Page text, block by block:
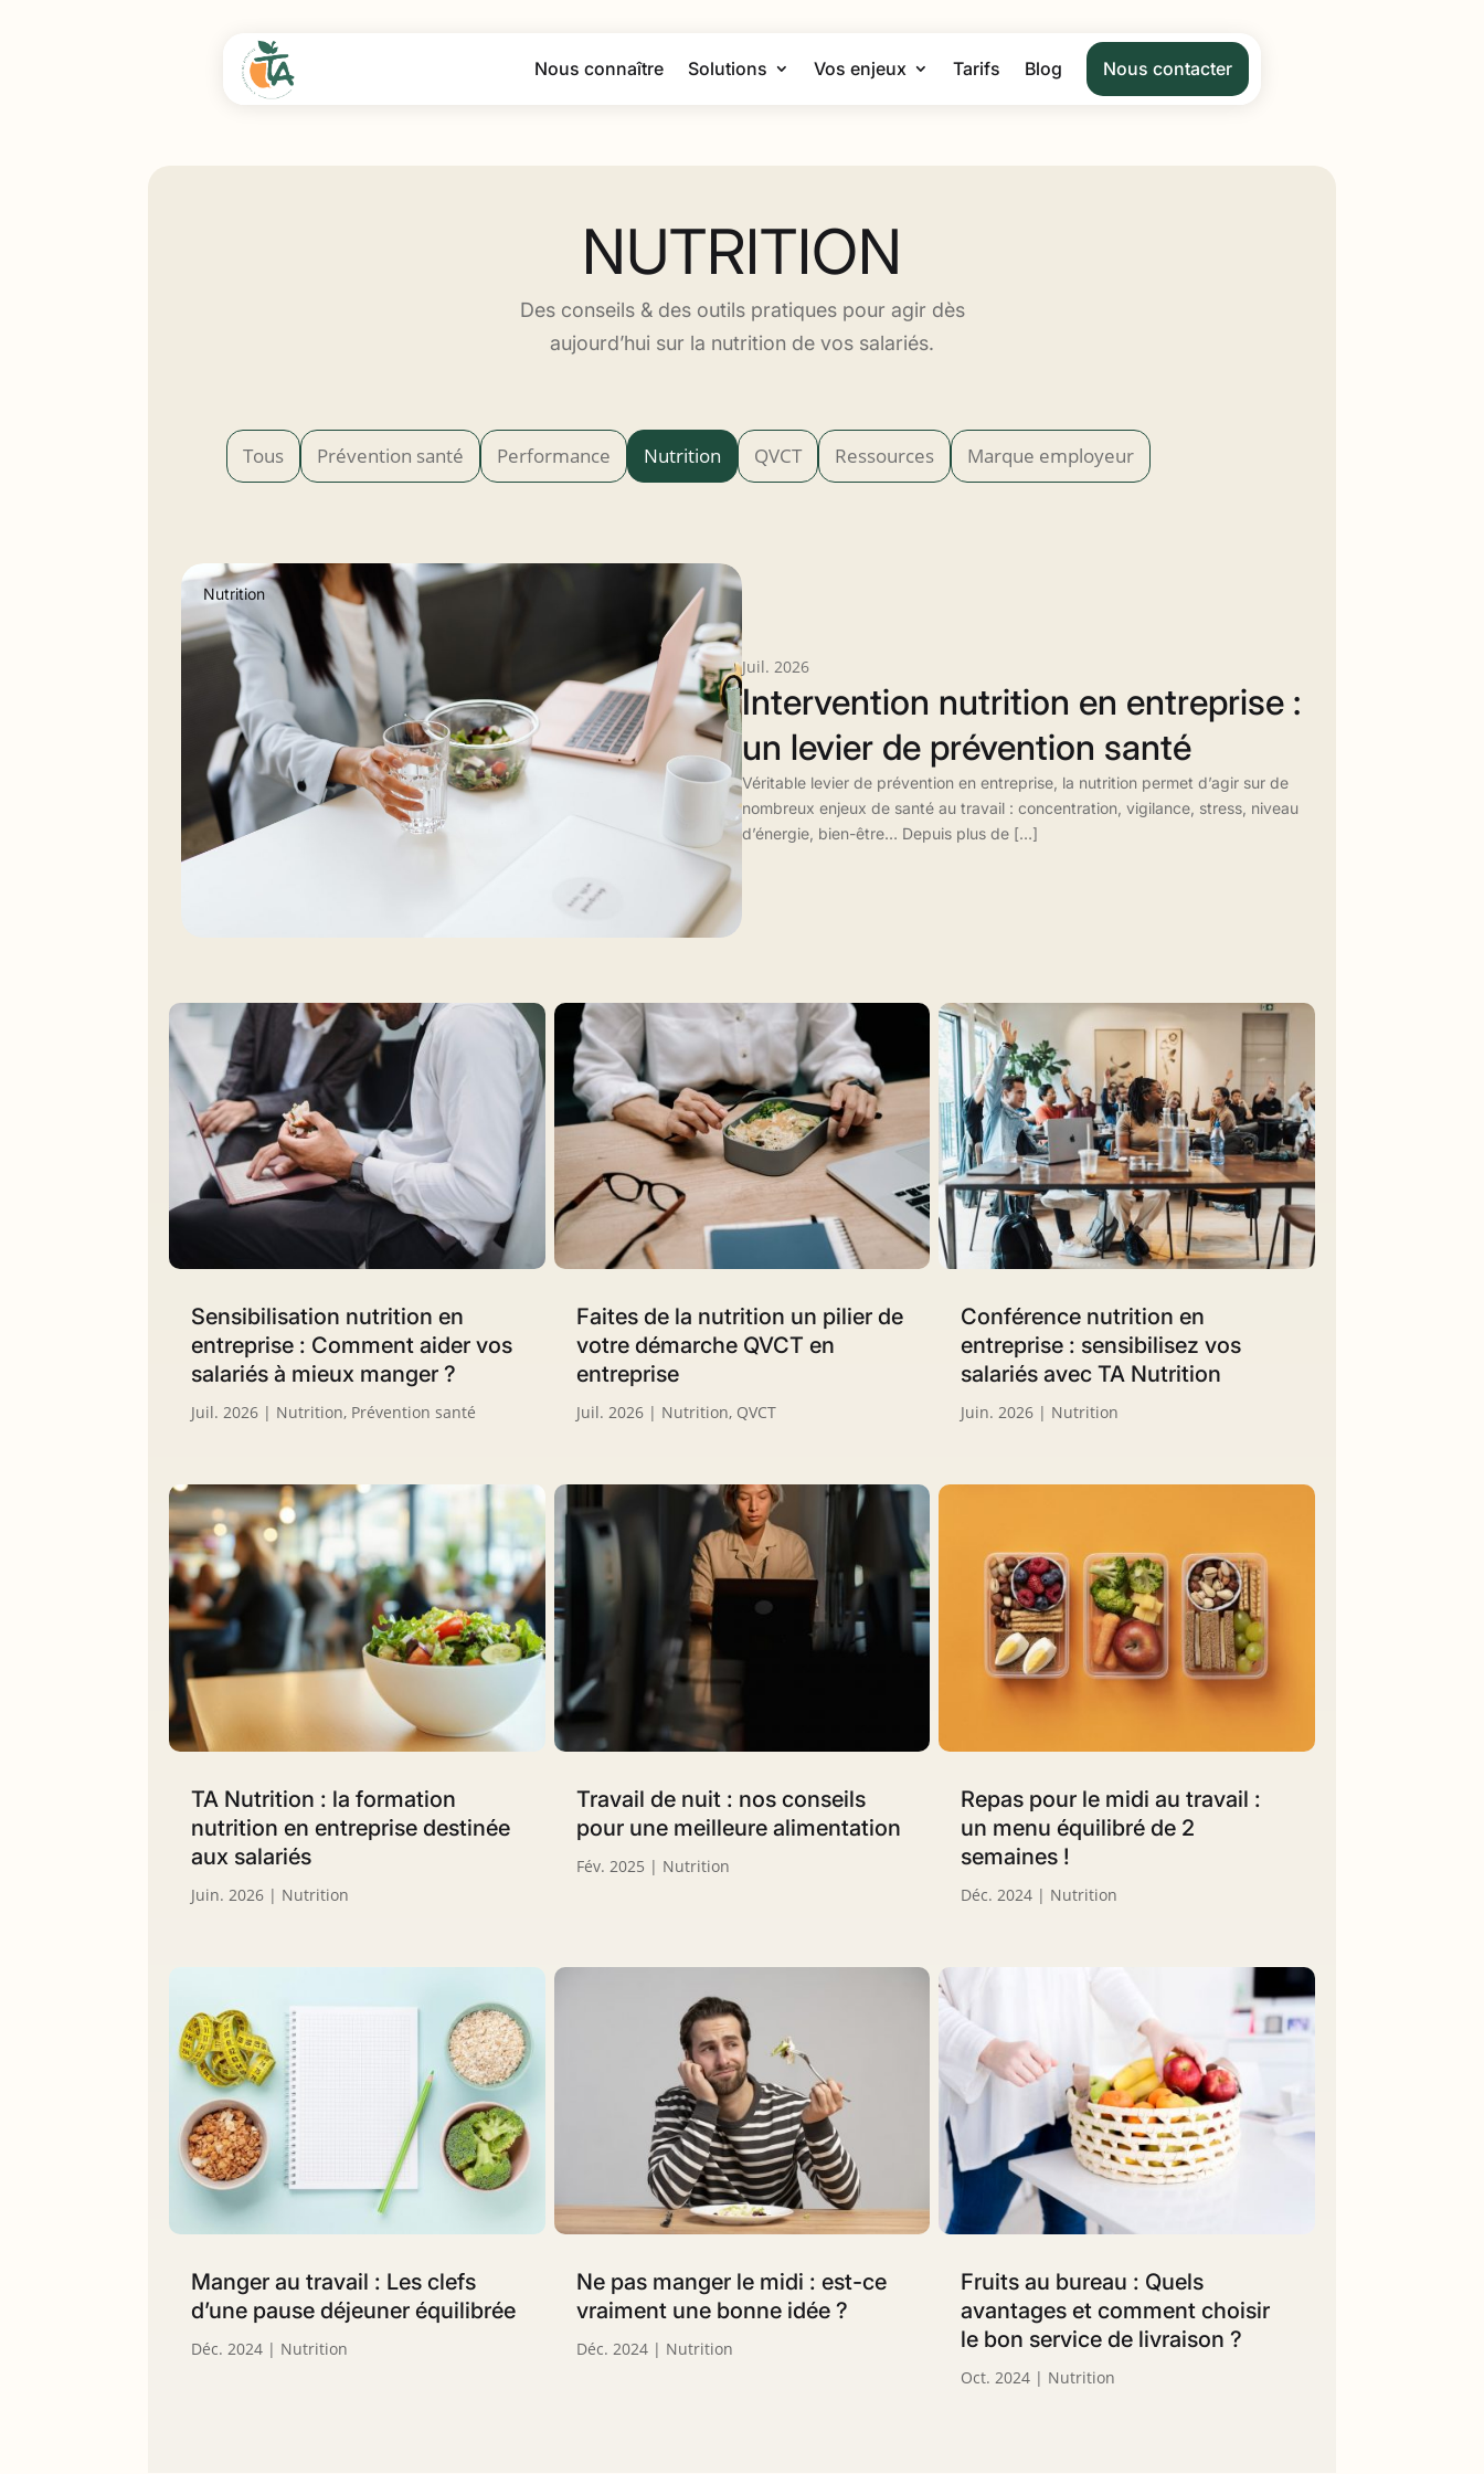
Nous connaître Solutions Vos enjeux Tarifs Blog Nous contacter
NUTRITION
Des conseils & des outils pratiques pour agir dès
aujourd’hui sur la nutrition de vos salariés.
Tous Prévention santé Performance Nutrition QVCT Ressources Marque employeur
Nutrition
Juil. 2026
Intervention nutrition en entreprise :
un levier de prévention santé
Véritable levier de prévention en entreprise, la nutrition permet d’agir sur de
nombreux enjeux de santé au travail : concentration, vigilance, stress, niveau
d’énergie, bien-être… Depuis plus de […]
Sensibilisation nutrition en
entreprise : Comment aider vos
salariés à mieux manger ?
Juil. 2026 | Nutrition, Prévention santé
Faites de la nutrition un pilier de
votre démarche QVCT en
entreprise
Juil. 2026| Nutrition, QVCT
Conférence nutrition en
entreprise : sensibilisez vos
salariés avec TA Nutrition
Juin. 2026 | Nutrition
TA Nutrition : la formation
nutrition en entreprise destinée
aux salariés
Juin. 2026 | Nutrition
Travail de nuit : nos conseils
pour une meilleure alimentation
Fév. 2025 | Nutrition
Repas pour le midi au travail :
un menu équilibré de 2
semaines !
Déc. 2024 | Nutrition
Manger au travail : Les clefs
d’une pause déjeuner équilibrée
Déc. 2024 | Nutrition
Ne pas manger le midi : est-ce
vraiment une bonne idée ?
Déc. 2024| Nutrition
Fruits au bureau : Quels
avantages et comment choisir
le bon service de livraison ?
Oct. 2024 | Nutrition